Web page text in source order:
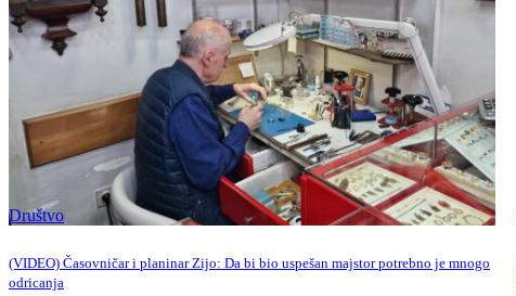
Društvo
(VIDEO) Časovničar i planinar Zijo: Da bi bio uspešan majstor potrebno je mnogo
odricanja